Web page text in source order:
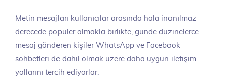
Metin mesajları kullanıcılar arasında hala inanılmaz
derecede popüler olmakla birlikte, günde düzinelerce
mesaj gönderen kişiler WhatsApp ve Facebook
sohbetleri de dahil olmak üzere daha uygun iletişim
yollarını tercih ediyorlar.